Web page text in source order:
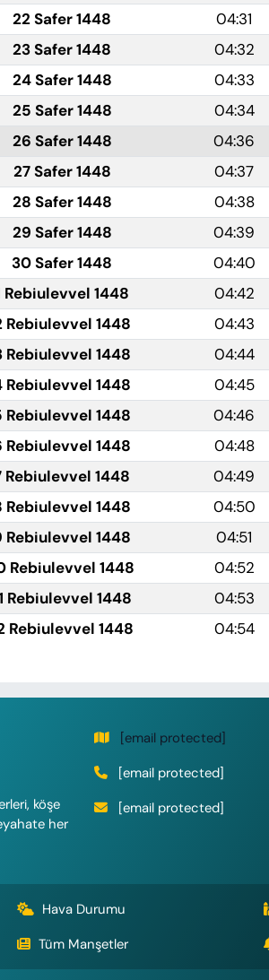
22 Safer 1448 04:31
23 Safer 1448 04:32
24 Safer 1448 04:33
25 Safer 1448 04:34
26 Safer 1448 04:36
27 Safer 1448 04:37
28 Safer 1448 04:38
29 Safer 1448 04:39
30 Safer 1448 04:40
Rebiulevvel 1448 04:42
Rebiulevvel 1448 04:43
Rebiulevvel 1448 04:44
Rebiulevvel 1448 04:45
Rebiulevvel 1448 04:46
Rebiulevvel 1448 04:48
Rebiulevvel 1448 04:49
Rebiulevvel 1448 04:50
Rebiulevvel 1448 04:51
Rebiulevvel 1448 04:52
Rebiulevvel 1448 04:53
Rebiulevvel 1448 04:54
köşe
her
[email protected]
[email protected]
[email protected]
Hava Durumu
Tüm Manşetler